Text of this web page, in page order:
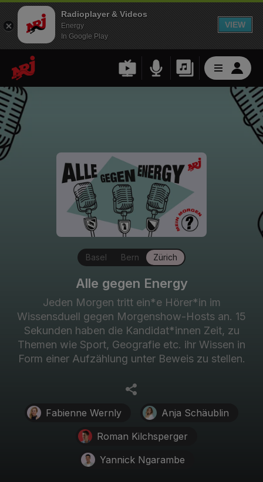
Radioplayer & Videos
Energy
In Google Play
VIEW
Basel Bern Zürich
Alle gegen Energy
Jeden Morgen tritt ein*eHörer*in im
Wissensduell gegen Morgenshow-Hosts an. 15
Sekunden haben die Kandidat*innen Zeit, zu
Themen wie Sport, Geografie etc. ihr Wissen in
Form einer Aufzählung unter Beweis zu stellen.
Fabienne Wernly
Anja Schäublin
Roman Kilchsperger
Yannick Ngarambe